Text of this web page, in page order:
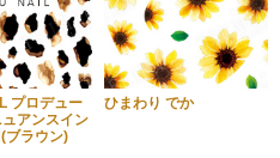
プロデュー
アンスイン
ブラウン)
ひまわり でか